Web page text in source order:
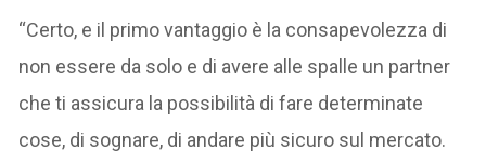
“Certo, e il primo vantaggio è la consapevolezza di
non essere da solo e di avere alle spalle un partner
che ti assicura la possibilità di fare determinate
cose, di sognare, di andare più sicuro sul mercato.